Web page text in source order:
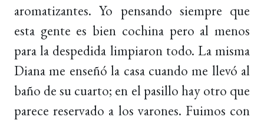
aromatizantes. Yo pensando siempre que
esta gente es bien cochina pero al menos
para la despedida limpiaron todo. La misma
Diana me enseñó la casa cuando me llevó al
baño de su cuarto; en el pasillo hay otro que
parece reservado a los varones. Fuimos con